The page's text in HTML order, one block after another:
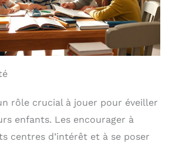
rôle crucial à jouer pour éveiller
enfants. Les encourager à
centres d’intérêt et à se poser